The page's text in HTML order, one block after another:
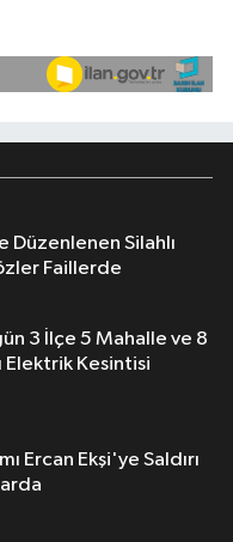
Faillerde
3 İlçe 5 Mahalle ve 8
Elektrik Kesintisi
Ercan Ekşi'ye Saldırı